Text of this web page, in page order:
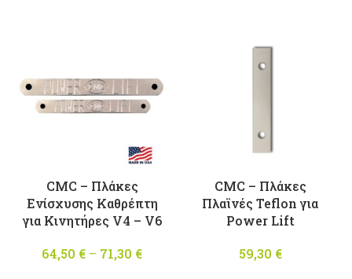
CMC – Πλάκες
Ενίσχυσης Καθρέπτη
για Κινητήρες V4 – V6
64,50 € – 71,30 €
CMC – Πλάκες
Πλαϊνές Teflon για
Power Lift
59,30 €